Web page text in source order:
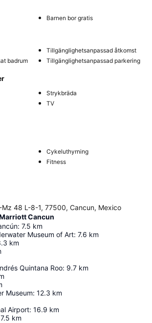
Barnen bor gratis
Tillgänglighetsanpassad åtkomst
badrum
Tillgänglighetsanpassad parkering
Strykbräda
TV
Cykeluthyrning
Fitness
48 L-8-1, 77500, Cancun, Mexico
Cancun
: 7.5 km
Museum of Art: 7.6 km
km
Quintana Roo: 9.7 km
Museum: 12.3 km
Airport: 16.9 km
km